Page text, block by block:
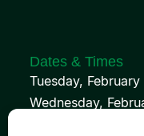
Dates & Times
Tuesday,
Wednesday,